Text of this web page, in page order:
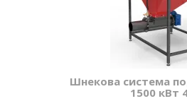
Шнекова система
1500 кВт